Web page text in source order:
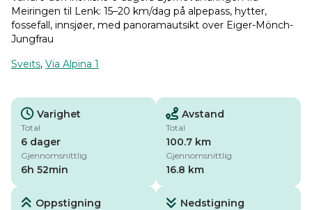
Meiringen til Lenk: 15–20 km/dag på alpepass, hytter,
fossefall, innsjøer, med panoramautsikt over Eiger-Mönch-
Jungfrau
Sveits, Via Alpina 1
Varighet
Total
6 dager
Gjennomsnittlig
6h 52min
Avstand
Total
100.7 km
Gjennomsnittlig
16.8 km
Oppstigning Nedstigning